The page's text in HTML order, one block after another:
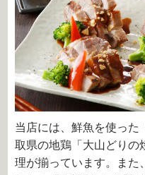
当店には、鮮魚を使った
取県の地鶏「大山どりの
理が揃っています。また